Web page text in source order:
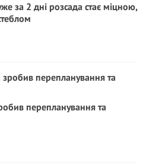
за 2 дні розсада стає міцною,
перепланування та